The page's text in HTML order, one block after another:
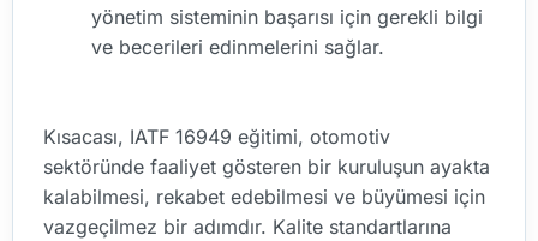
yönetim sisteminin başarısı için gerekli bilgi
ve becerileri edinmelerini sağlar.
Kısacası, IATF 16949 eğitimi, otomotiv
sektöründe faaliyet gösteren bir kuruluşun ayakta
kalabilmesi, rekabet edebilmesi ve büyümesi için
vazgeçilmez bir adımdır. Kalite standartlarına